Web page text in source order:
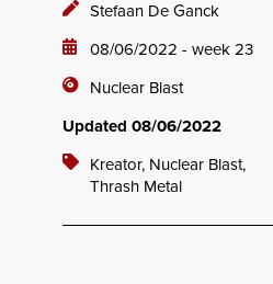
Stefaan De Ganck
08/06/2022 - week 23
Nuclear Blast
Updated 08/06/2022
Kreator, Nuclear Blast,
Thrash Metal